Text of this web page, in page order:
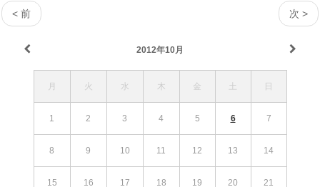
< 前 次 >
2012年10月
月 火 水 木 金 土 日
1 2 3 4 5 6 7
8 9 10 11 12 13 14
15 16 17 18 19 20 21